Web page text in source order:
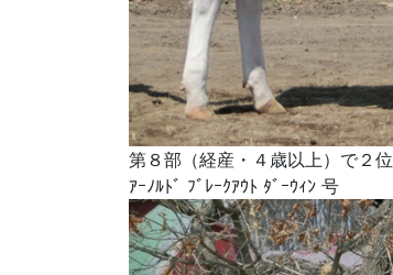
第８部（経産・４歳以上）で２位
ｱｰﾉﾙﾄﾞ ﾌﾞﾚｰｸｱｳﾄ ﾀﾞｰｳｨﾝ 号